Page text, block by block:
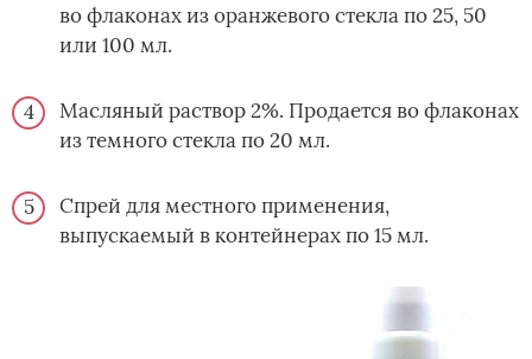
во флаконах из оранжевого стекла по 25, 50
или 100 мл.
Масляный раствор 2%. Продается во флаконах
из темного стекла по 20 мл.
Спрей для местного применения,
выпускаемый в контейнерах по 15 мл.